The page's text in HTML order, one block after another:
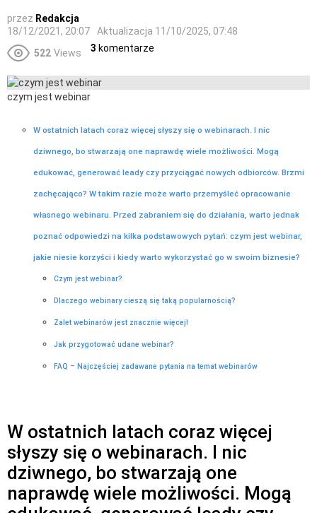
przez Redakcja
18/12/2021, 20:07
Aktualizacja 11/10/2025, 07:48
522 Views 3 komentarze
czym jest webinar
W ostatnich latach coraz więcej słyszy się o webinarach. I nic
dziwnego, bo stwarzają one naprawdę wiele możliwości. Mogą
edukować, generować leady czy przyciągać nowych odbiorców. Brzmi
zachęcająco? W takim razie może warto przemyśleć opracowanie
własnego webinaru. Przed zabraniem się do działania, warto jednak
poznać odpowiedzi na kilka podstawowych pytań: czym jest webinar,
jakie niesie korzyści i kiedy warto wykorzystać go w swoim biznesie?
Czym jest webinar?
Dlaczego webinary cieszą się taką popularnością?
Zalet webinarów jest znacznie więcej!
Jak przygotować udane webinar?
FAQ – Najczęściej zadawane pytania na temat webinarów
W ostatnich latach coraz więcej
słyszy się o webinarach. I nic
dziwnego, bo stwarzają one
naprawdę wiele możliwości. Mogą